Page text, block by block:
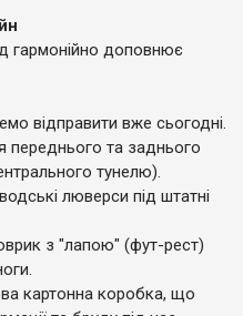
гармонійно доповнює
відправити вже сьогодні.
переднього та заднього
тунелю).
люверси під штатні
з "лапою" (фут-рест)
картонна коробка, що